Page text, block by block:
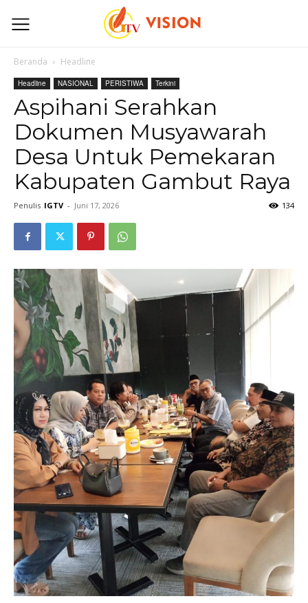
Beranda Headline
Headline NASIONAL PERISTIWA Terkini
Aspihani Serahkan
Dokumen Musyawarah
Desa Untuk Pemekaran
Kabupaten Gambut Raya
Penulis IGTV - Juni 17, 2026 134